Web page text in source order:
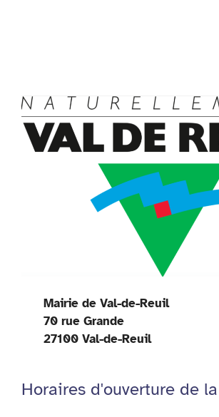
Mairie de Val-de-Reuil
70 rue Grande
27100 Val-de-Reuil
Horaires d'ouverture de